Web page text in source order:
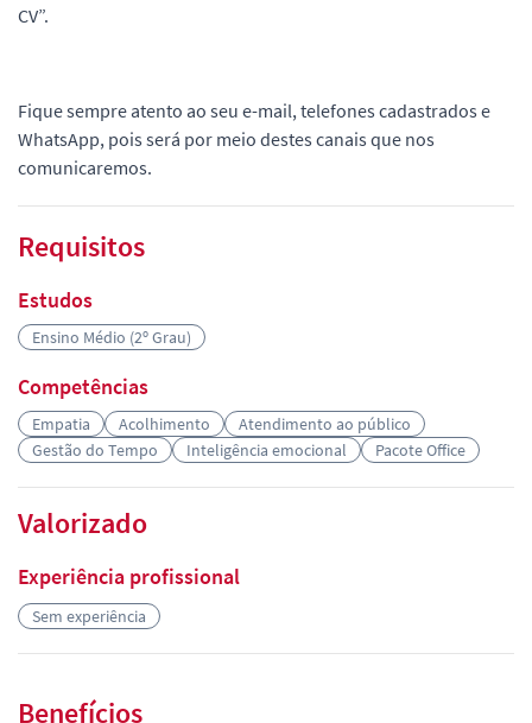
CV”.
Fique sempre atento ao seu e-mail, telefones cadastrados e
WhatsApp, pois será por meio destes canais que nos
comunicaremos.
Requisitos
Estudos
Ensino Médio (2º Grau)
Competências
Empatia Acolhimento
Atendimento ao público
Gestão do Tempo
Inteligência emocional Pacote Office
Valorizado
Experiência profissional
Sem experiência
Benefícios